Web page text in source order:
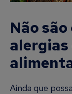
Não são
Ainda que